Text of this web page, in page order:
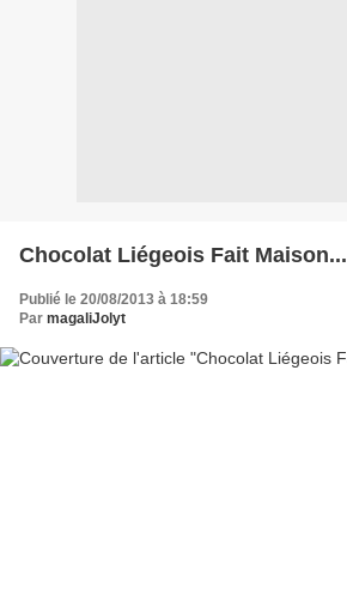
Chocolat Liégeois Fait Maison...
Publié le 20/08/2013 à 18:59
Par magaliJolyt